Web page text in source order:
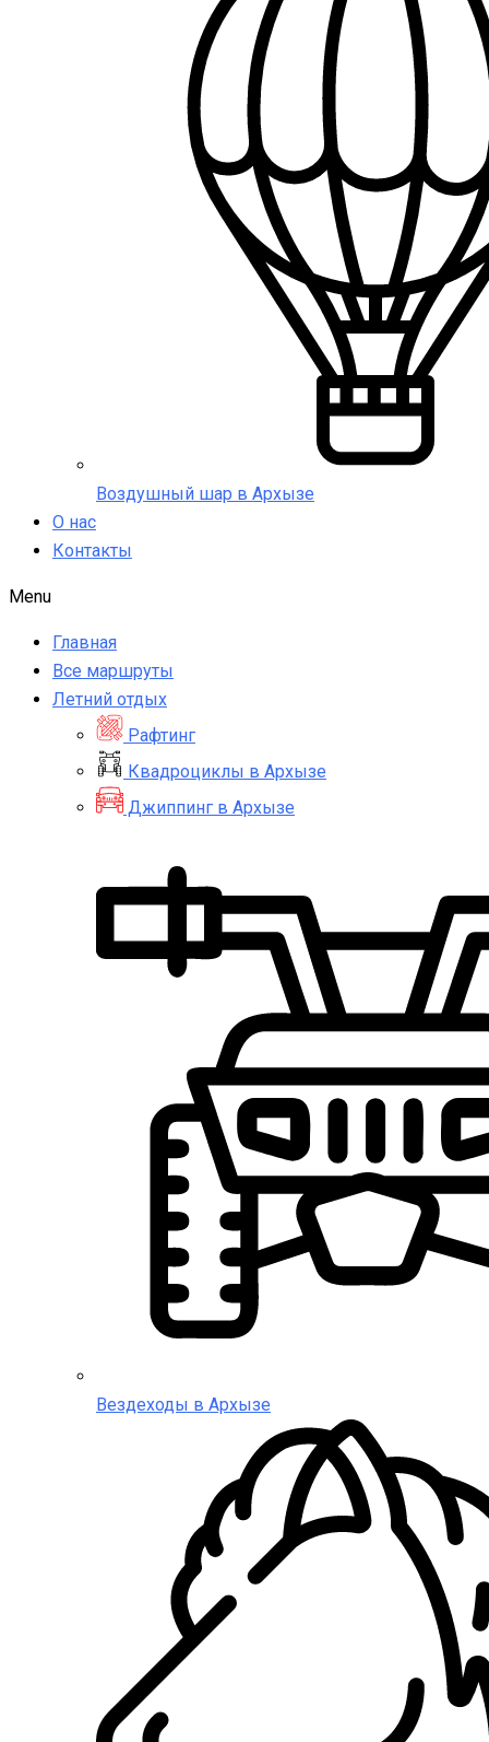
Воздушный шар в Архызе
О нас
Контакты
Menu
Главная
Все маршруты
Летний отдых
Рафтинг
Квадроциклы в Архызе
Джиппинг в Архызе
Вездеходы в Архызе